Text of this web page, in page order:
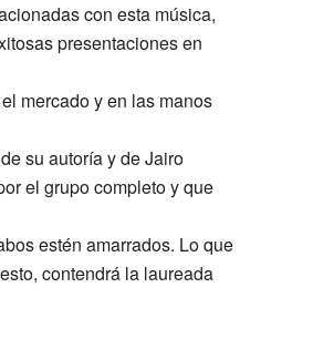
con esta música,
presentaciones en
mercado y en las manos
su autoría y de Jairo
el grupo completo y que
estén amarrados. Lo que
contendrá la laureada